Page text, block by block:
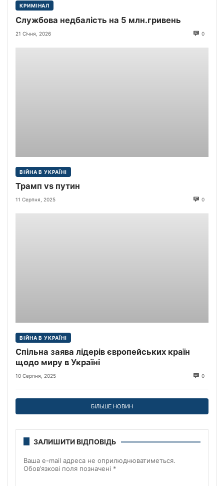
КРИМІНАЛ
Службова недбалість на 5 млн.гривень
21 Січня, 2026 0
ВІЙНА В УКРАЇНІ
Трамп vs путин
11 Серпня, 2025 0
ВІЙНА В УКРАЇНІ
Спільна заява лідерів європейських країн
щодо миру в Україні
10 Серпня, 2025 0
БІЛЬШЕ НОВИН
ЗАЛИШИТИ ВІДПОВІДЬ
Ваша e-mail адреса не оприлюднюватиметься.
Обов’язкові поля позначені *